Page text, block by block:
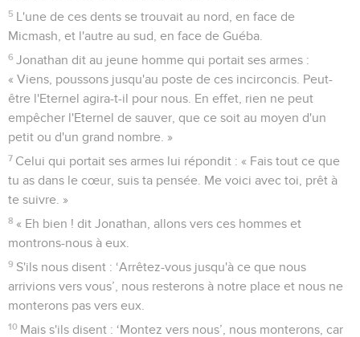
5 L'une de ces dents se trouvait au nord, en face de
Micmash, et l'autre au sud, en face de Guéba.
6 Jonathan dit au jeune homme qui portait ses armes :
« Viens, poussons jusqu'au poste de ces incirconcis. Peut-
être l'Eternel agira-t-il pour nous. En effet, rien ne peut
empêcher l'Eternel de sauver, que ce soit au moyen d'un
petit ou d'un grand nombre. »
7 Celui qui portait ses armes lui répondit : « Fais tout ce que
tu as dans le cœur, suis ta pensée. Me voici avec toi, prêt à
te suivre. »
8 « Eh bien ! dit Jonathan, allons vers ces hommes et
montrons-nous à eux.
9 S'ils nous disent : ‘Arrêtez-vous jusqu'à ce que nous
arrivions vers vous’, nous resterons à notre place et nous ne
monterons pas vers eux.
10 Mais s'ils disent : ‘Montez vers nous’, nous monterons, car